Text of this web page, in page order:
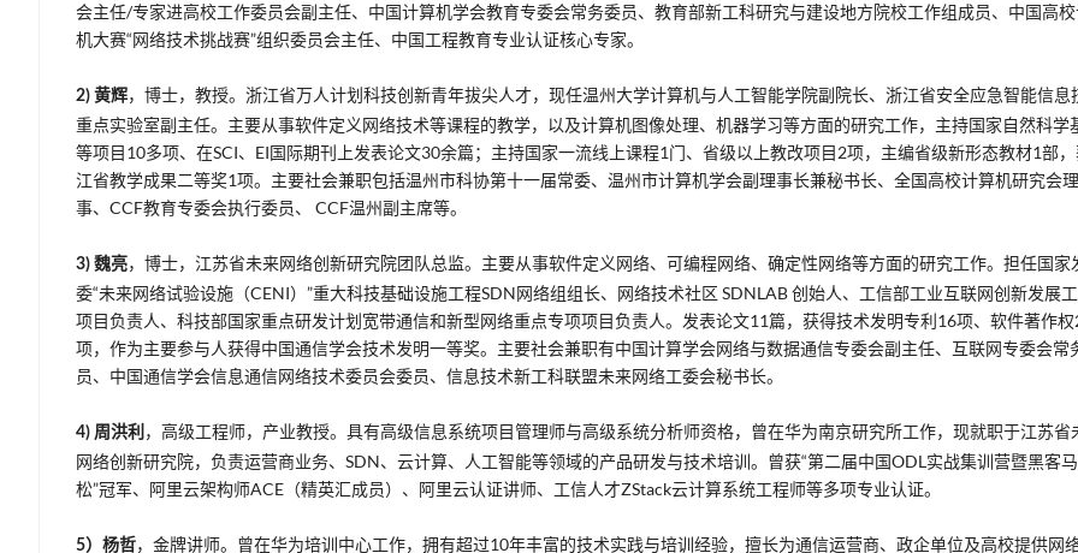
会主任/专家进高校工作委员会副主任、中国计算机学会教育专委会常务委员、教育部新工科研究与建设地方院校工作组成员、中国高
机大赛“网络技术挑战赛”组织委员会主任、中国工程教育专业认证核心专家。
2) 黄辉，博士，教授。浙江省万人计划科技创新青年拔尖人才，现任温州大学计算机与人工智能学院副院长、浙江省安全应急智能信息
重点实验室副主任。主要从事软件定义网络技术等课程的教学，以及计算机图像处理、机器学习等方面的研究工作，主持国家自然科学
等项目10多项、在SCI、EI国际期刊上发表论文30余篇；主持国家一流线上课程1门、省级以上教改项目2项，主编省级新形态教材1部
江省教学成果二等奖1项。主要社会兼职包括温州市科协第十一届常委、温州市计算机学会副理事长兼秘书长、全国高校计算机研究会理
事、CCF教育专委会执行委员、 CCF温州副主席等。
3) 魏亮，博士，江苏省未来网络创新研究院团队总监。主要从事软件定义网络、可编程网络、确定性网络等方面的研究工作。担任国家
委“未来网络试验设施（CENI）”重大科技基础设施工程SDN网络组组长、网络技术社区 SDNLAB 创始人、工信部工业互联网创新发展
项目负责人、科技部国家重点研发计划宽带通信和新型网络重点专项项目负责人。发表论文11篇，获得技术发明专利16项、软件著作
项，作为主要参与人获得中国通信学会技术发明一等奖。主要社会兼职有中国计算学会网络与数据通信专委会副主任、互联网专委会常
员、中国通信学会信息通信网络技术委员会委员、信息技术新工科联盟未来网络工委会秘书长。
4) 周洪利 ，高级工程师，产业教授。具有高级信息系统项目管理师与高级系统分析师资格，曾在华为南京研究所工作，现就职于江苏省
网络创新研究院，负责运营商业务、SDN、云计算、人工智能等领域的产品研发与技术培训。曾获“第二届中国ODL实战集训营暨黑客
松”冠军、阿里云架构师ACE（精英汇成员）、阿里云认证讲师、工信人才ZStack云计算系统工程师等多项专业认证。
5）杨哲，金牌讲师。曾在华为培训中心工作，拥有超过10年丰富的技术实践与培训经验，擅长为通信运营商、政企单位及高校提供网